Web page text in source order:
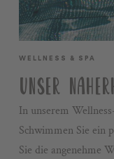
WELLNESS & SPA
UNSER
In unserem
Schwimmen Sie ein
Sie die angenehme